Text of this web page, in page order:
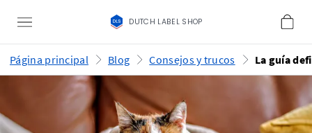
DUTCH LABEL SHOP
Página principal Blog Consejos y trucos